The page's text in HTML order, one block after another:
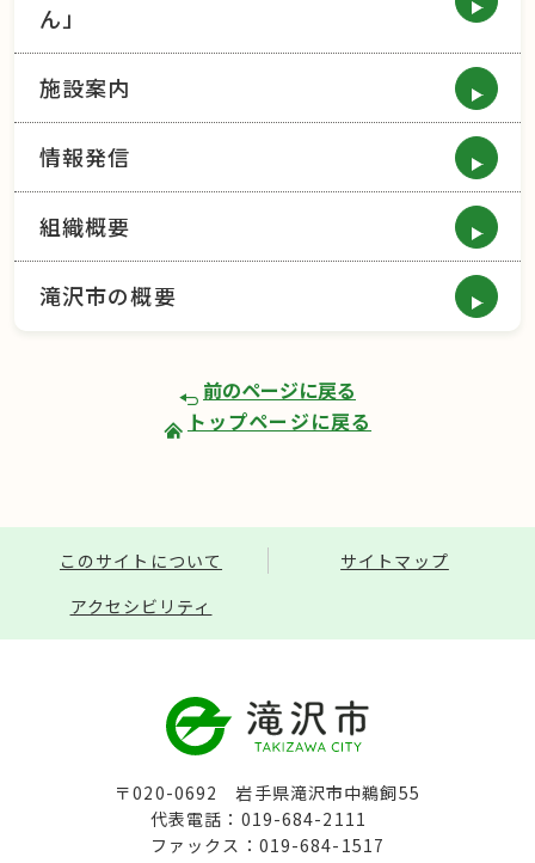
ん」
施設案内
情報発信
組織概要
滝沢市の概要
前のページに戻る
トップページに戻る
このサイトについて
サイトマップ
アクセシビリティ
〒020-0692 岩手県滝沢市中鵜飼55
代表電話：019-684-2111
ファックス：019-684-1517